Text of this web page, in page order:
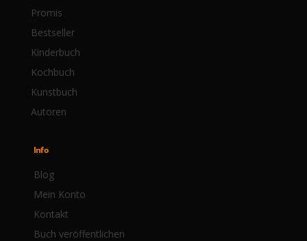
Bestseller
Promis
Kinderbuch
Kochbuch
Kunstbuch
Autoren
Info
Blog
Mein Konto
Kontakt
Buch veröffentlichen